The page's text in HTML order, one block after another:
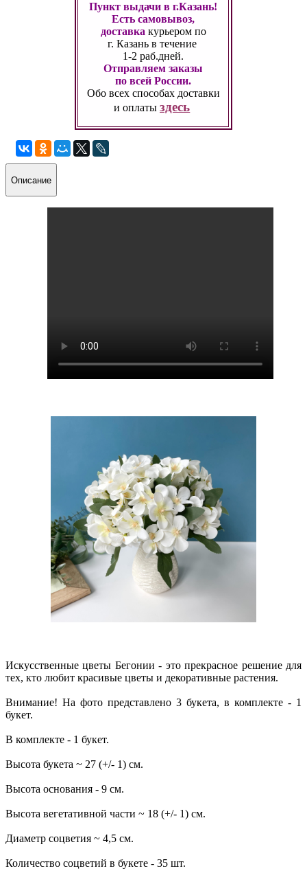
Пункт выдачи в г.Казань!
Есть самовывоз,
доставка курьером по
г. Казань в течение
1-2 раб.дней.
Отправляем заказы
по всей России.
Обо всех способах доставки
и оплатыздесь
Описание
Искусственные цветы Бегонии - это прекрасное решение для
тех, кто любит красивые цветы и декоративные растения.
Внимание! На фото представлено 3 букета, в комплекте - 1
букет.
В комплекте - 1 букет.
Высота букета ~ 27 (+/- 1) см.
Высота основания - 9 см.
Высота вегетативной части ~ 18 (+/- 1) см.
Диаметр соцветия ~ 4,5 см.
Количество соцветий в букете - 35 шт.